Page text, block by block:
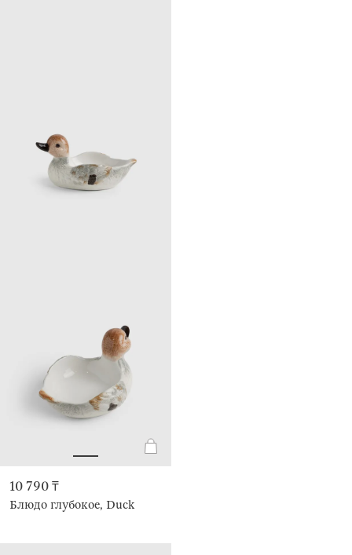
10 790 ₸
Блюдо глубокое, Duck